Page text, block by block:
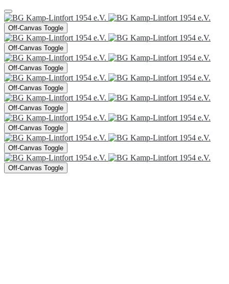
Off-Canvas Toggle
Off-Canvas Toggle
Off-Canvas Toggle
Off-Canvas Toggle
Off-Canvas Toggle
Off-Canvas Toggle
Off-Canvas Toggle
Off-Canvas Toggle